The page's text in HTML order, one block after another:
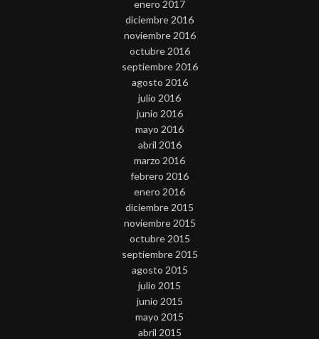
enero 2017
diciembre 2016
noviembre 2016
octubre 2016
septiembre 2016
agosto 2016
julio 2016
junio 2016
mayo 2016
abril 2016
marzo 2016
febrero 2016
enero 2016
diciembre 2015
noviembre 2015
octubre 2015
septiembre 2015
agosto 2015
julio 2015
junio 2015
mayo 2015
abril 2015